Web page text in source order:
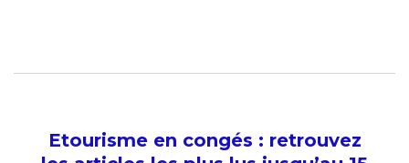
Etourisme en congés : retrouvez